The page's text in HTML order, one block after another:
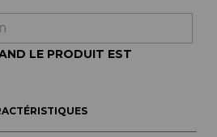
LE PRODUIT EST